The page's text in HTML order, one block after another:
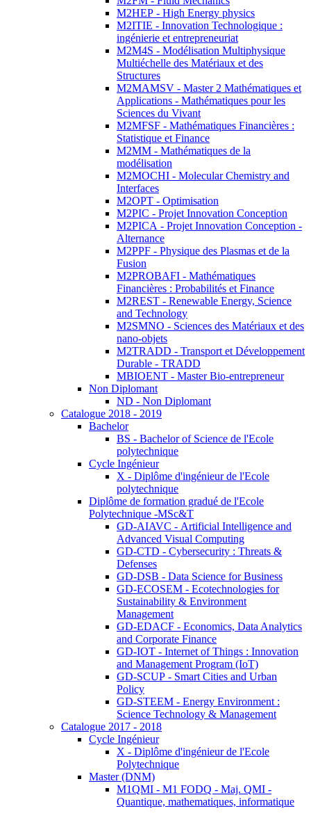
M2HEP - High Energy physics
M2ITIE - Innovation Technologique :
ingénierie et entrepreneuriat
M2M4S - Modélisation Multiphysique
Multiéchelle des Matériaux et des
Structures
M2MAMSV - Master 2 Mathématiques et
Applications - Mathématiques pour les
Sciences du Vivant
M2MFSF - Mathématiques Financières :
Statistique et Finance
M2MM - Mathématiques de la
modélisation
M2MOCHI - Molecular Chemistry and
Interfaces
M2OPT - Optimisation
M2PIC - Projet Innovation Conception
M2PICA - Projet Innovation Conception -
Alternance
M2PPF - Physique des Plasmas et de la
Fusion
M2PROBAFI - Mathématiques
Financières : Probabilités et Finance
M2REST - Renewable Energy, Science
and Technology
M2SMNO - Sciences des Matériaux et des
nano-objets
M2TRADD - Transport et Développement
Durable - TRADD
MBIOENT - Master Bio-entrepreneur
Non Diplomant
ND - Non Diplomant
Catalogue 2018 - 2019
Bachelor
BS - Bachelor of Science de l'Ecole
polytechnique
Cycle Ingénieur
X - Diplôme d'ingénieur de l'Ecole
polytechnique
Diplôme de formation gradué de l'Ecole
Polytechnique -MSc&T
GD-AIAVC - Artificial Intelligence and
Advanced Visual Computing
GD-CTD - Cybersecurity : Threats &
Defenses
GD-DSB - Data Science for Business
GD-ECOSEM - Ecotechnologies for
Sustainability & Environment
Management
GD-EDACF - Economics, Data Analytics
and Corporate Finance
GD-IOT - Internet of Things : Innovation
and Management Program (IoT)
GD-SCUP - Smart Cities and Urban
Policy
GD-STEEM - Energy Environment :
Science Technology & Management
Catalogue 2017 - 2018
Cycle Ingénieur
X - Diplôme d'ingénieur de l'Ecole
Polytechnique
Master (DNM)
M1QMI - M1 FODQ - Maj. QMI -
Quantique, mathematiques, informatique